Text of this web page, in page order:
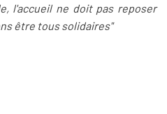
l'accueil ne doit pas reposer
être tous solidaires"